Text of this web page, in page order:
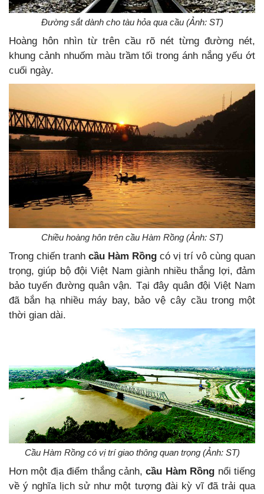
Đường sắt dành cho tàu hỏa qua cầu (Ảnh: ST)
Hoàng hôn nhìn từ trên cầu rõ nét từng đường nét,
khung cảnh nhuốm màu trầm tối trong ánh nắng yếu ớt
cuối ngày.
Chiều hoàng hôn trên cầu Hàm Rồng (Ảnh: ST)
Trong chiến tranh cầu Hàm Rồng có vị trí vô cùng quan
trọng, giúp bộ đội Việt Nam giành nhiều thắng lợi, đảm
bảo tuyến đường quân vận. Tại đây quân đội Việt Nam
đã bắn hạ nhiều máy bay, bảo vệ cây cầu trong một
thời gian dài.
Cầu Hàm Rồng có vị trí giao thông quan trọng (Ảnh: ST)
Hơn một địa điểm thắng cảnh,cầu Hàm Rồng nổi tiếng
về ý nghĩa lịch sử như một tượng đài kỳ vĩ đã trải qua